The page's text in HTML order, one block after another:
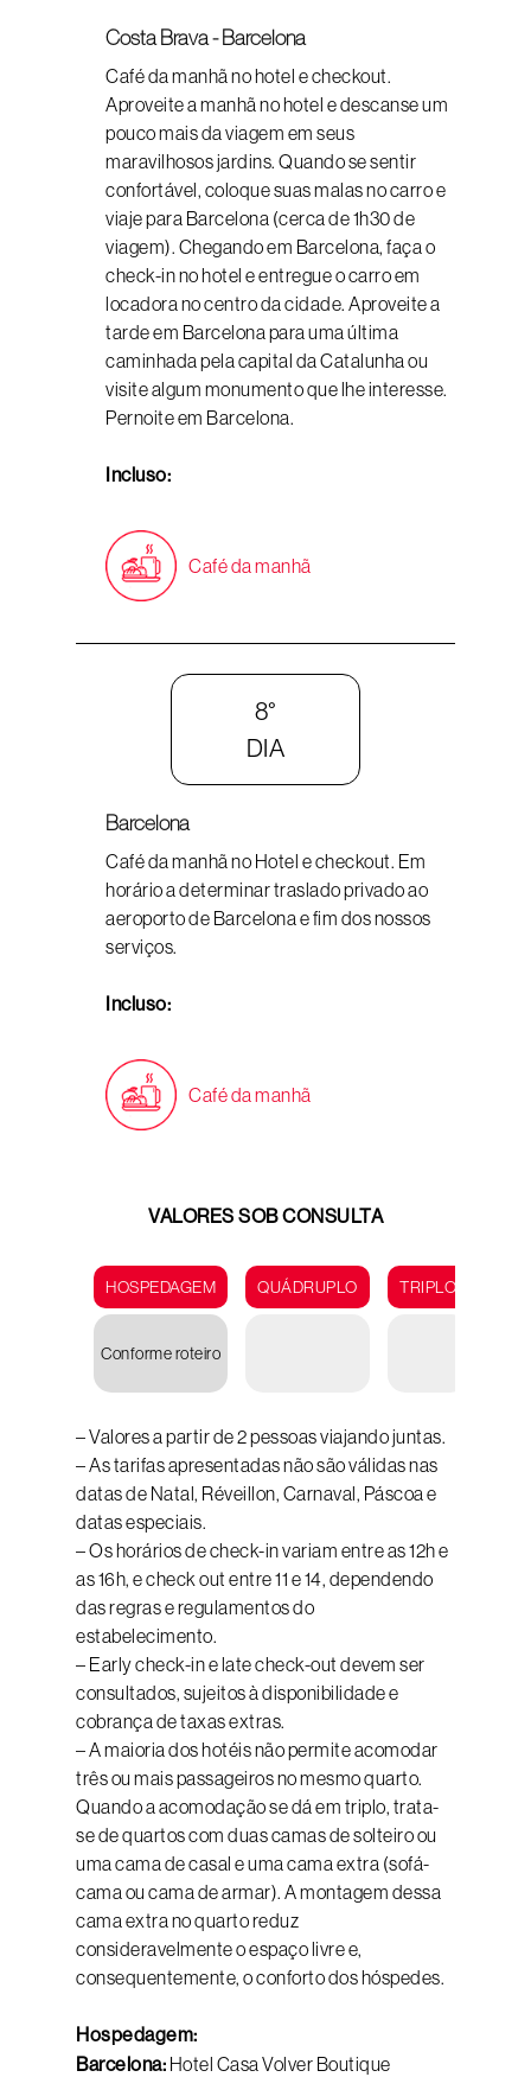
Costa Brava - Barcelona
Café da manhã no hotel e checkout.
Aproveite a manhã no hotel e descanse um
pouco mais da viagem em seus
maravilhosos jardins. Quando se sentir
confortável, coloque suas malas no carro e
viaje para Barcelona (cerca de 1h30 de
viagem). Chegando em Barcelona, ​​faça o
check-in no hotel e entregue o carro em
locadora no centro da cidade. Aproveite a
tarde em Barcelona para uma última
caminhada pela capital da Catalunha ou
visite algum monumento que lhe interesse.
Pernoite em Barcelona.
Incluso:
Café da manhã
8°
DIA
Barcelona
Café da manhã no Hotel e checkout. Em
horário a determinar traslado privado ao
aeroporto de Barcelona e fim dos nossos
serviços.
Incluso:
Café da manhã
VALORES SOB CONSULTA
HOSPEDAGEM QUÁDRUPLO TRIPLO
Conforme roteiro
– Valores a partir de 2 pessoas viajando juntas.
– As tarifas apresentadas não são válidas nas
datas de Natal, Réveillon, Carnaval, Páscoa e
datas especiais.
– Os horários de check-in variam entre as 12h e
as 16h, e check out entre 11 e 14, dependendo
das regras e regulamentos do
estabelecimento.
– Early check-in e late check-out devem ser
consultados, sujeitos à disponibilidade e
cobrança de taxas extras.
– A maioria dos hotéis não permite acomodar
três ou mais passageiros no mesmo quarto.
Quando a acomodação se dá em triplo, trata-
se de quartos com duas camas de solteiro ou
uma cama de casal e uma cama extra (sofá-
cama ou cama de armar). A montagem dessa
cama extra no quarto reduz
consideravelmente o espaço livre e,
consequentemente, o conforto dos hóspedes.
Hospedagem:
Barcelona: Hotel Casa Volver Boutique